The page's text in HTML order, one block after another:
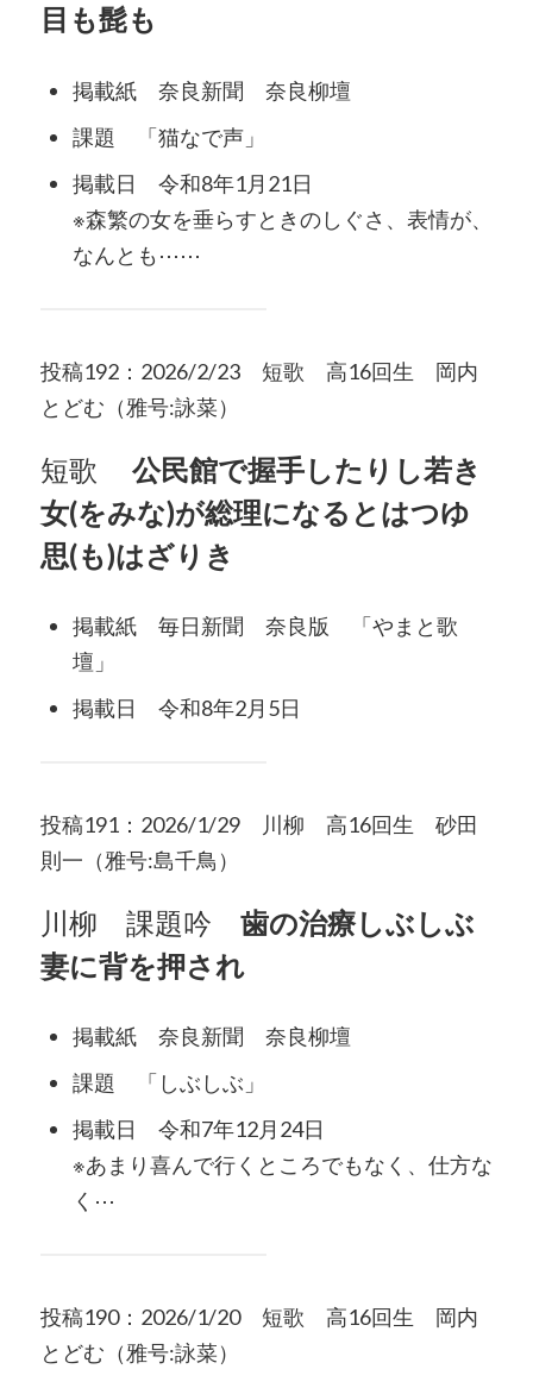
目も髭も
掲載紙 奈良新聞 奈良柳壇
課題 「猫なで声」
掲載日 令和8年1月21日
※森繁の女を垂らすときのしぐさ、表情が、
なんとも⋯⋯
投稿192：2026/2/23 短歌 高16回生 岡内
とどむ（雅号:詠菜）
短歌
公民館で握手したりし若き
女(をみな)が総理になるとはつゆ
思(も)はざりき
掲載紙 毎日新聞 奈良版 「やまと歌
壇」
掲載日 令和8年2月5日
投稿191：2026/1/29 川柳 高16回生 砂田
則一（雅号:島千鳥）
川柳 課題吟 歯の治療しぶしぶ
妻に背を押され
掲載紙 奈良新聞 奈良柳壇
課題 「しぶしぶ」
掲載日 令和7年12月24日
※あまり喜んで行くところでもなく、仕方な
く⋯
投稿190：2026/1/20 短歌 高16回生 岡内
とどむ（雅号:詠菜）